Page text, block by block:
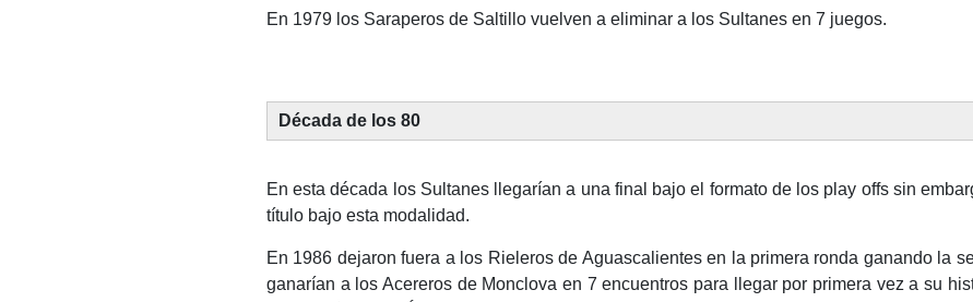
En 1979 los Saraperos de Saltillo vuelven a eliminar a los Sultanes en 7 juegos.
Década de los 80
En esta década los Sultanes llegarían a una final bajo el formato de los play offs sin
título bajo esta modalidad.
En 1986 dejaron fuera a los Rieleros de Aguascalientes en la primera ronda ganando la
ganarían a los Acereros de Monclova en 7 encuentros para llegar por primera vez a su